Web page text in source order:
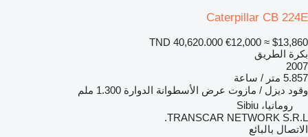
Caterpillar CB 224E
TND 40,620.000 €12,000 ≈ $13,860
بكرة الطريق
2007
5.857 متر / ساعة
وقود ديزل / مازوت عرض الأسطوانة الدوارة 1.300 ملم
رومانيا، Sibiu
TRANSCAR NETWORK S.R.L.
الاتصال بالبائع